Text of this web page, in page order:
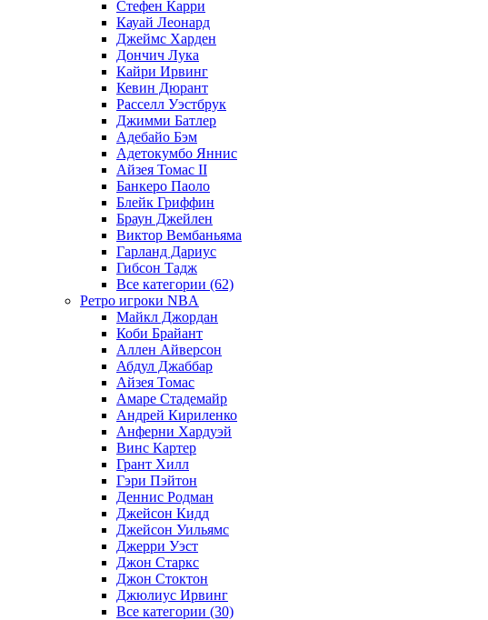
Стефен Карри
Кауай Леонард
Джеймс Харден
Дончич Лука
Кайри Ирвинг
Кевин Дюрант
Расселл Уэстбрук
Джимми Батлер
Адебайо Бэм
Адетокумбо Яннис
Айзея Томас II
Банкеро Паоло
Блейк Гриффин
Браун Джейлен
Виктор Вембаньяма
Гарланд Дариус
Гибсон Тадж
Все категории (62)
Ретро игроки NBA
Майкл Джордан
Коби Брайант
Аллен Айверсон
Абдул Джаббар
Айзея Томас
Амаре Стадемайр
Андрей Кириленко
Анферни Xардуэй
Винс Картер
Грант Хилл
Гэри Пэйтон
Деннис Родман
Джейсон Кидд
Джейсон Уильямс
Джерри Уэст
Джон Старкс
Джон Стоктон
Джюлиус Ирвинг
Все категории (30)